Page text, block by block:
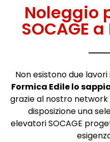
Noleggio
SOCAGE
Non esistono due
Formica Edile lo
grazie al nostro
disposizione una
elevatori SOCAGE